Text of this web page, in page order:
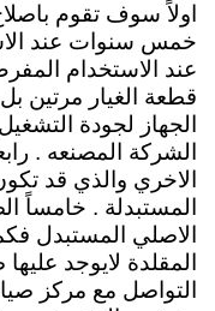
اولاً سوف تقوم
خمس سنوات عند
عند الاستخدام
قطعة الغيار مرتين
الجهاز لجودة
الشركة المصنعه .
الاخري والذي قد
المستبدلة . خامساً
الاصلي المستبدل
المقلدة لايوجد
التواصل مع مركز